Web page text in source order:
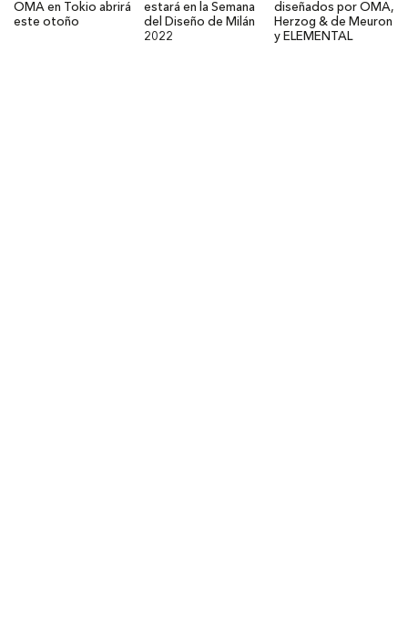
OMA en Tokio abrirá
este otoño
estará en la Semana
del Diseño de Milán
2022
diseñados por OMA,
Herzog & de Meuron
y ELEMENTAL